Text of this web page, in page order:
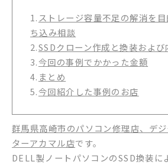
1. ストレージ容量不足の解消を
ち込み相談
2.SSDクローン作成と換装およ
3.今回の事例でかかった金額
4. まとめ
5.今回紹介した事例のお店
群馬県高崎市のパソコン修理店、デ
ターアカマル店です。
DELL製ノートパソコンのSSD換装に